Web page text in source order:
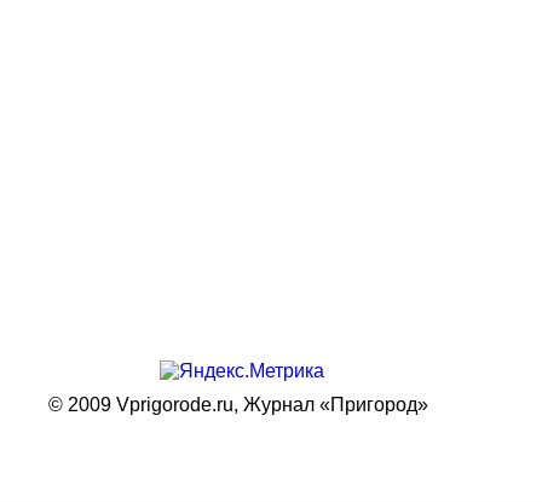
© 2009 Vprigorode.ru, Журнал «Пригород»